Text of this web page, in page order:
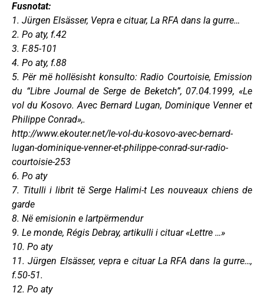
Fusnotat:
1. Jürgen Elsässer, Vepra e cituar, La RFA dans la gurre…
2. Po aty, f.42
3. F.85-101
4. Po aty, f.88
5. Për më hollësisht konsulto: Radio Courtoisie, Emission
du “Libre Journal de Serge de Beketch”, 07.04.1999, «Le
vol du Kosovo. Avec Bernard Lugan, Dominique Venner et
Philippe Conrad»,.
http://www.ekouter.net/le-vol-du-kosovo-avec-bernard-
lugan-dominique-venner-et-philippe-conrad-sur-radio-
courtoisie-253
6. Po aty
7. Titulli i librit të Serge Halimi-t Les nouveaux chiens de
garde
8. Në emisionin e lartpërmendur
9. Le monde, Régis Debray, artikulli i cituar «Lettre …»
10. Po aty
11. Jürgen Elsässer, vepra e cituar La RFA dans la gurre…,
f.50-51.
12. Po aty